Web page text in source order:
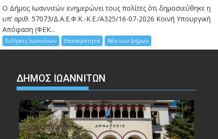
Ο Δήμος Ιωαννιτών ενημερώνει τους πολίτες ότι δημοσιεύθηκε η
υπ’ αριθ. 57073/Δ.Α.Ε.Φ.Κ.-Κ.Ε./Α325/16-07-2026 Κοινή Υπουργική
Απόφαση (ΦΕΚ...
Ειδήσεις Ιωαννίνων Επικαιρότητα Νέα των Δήμων
ΔΗΜΟΣ ΙΩΑΝΝΙΤΩΝ